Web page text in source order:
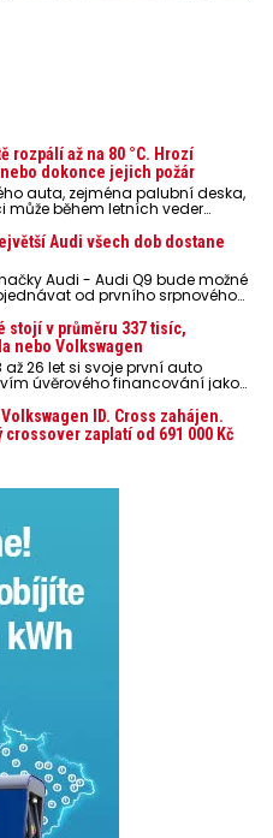
rozpálí až na 80 °C. Hrozí
dokonce jejich požár
auta, zejména palubní deska,
může během letních veder
mobilní telefony, powerbanky
urychlit stárnutí baterií,
ve výjimečných případech i
Audi všech dob dostane
Audi - Audi Q9 bude možné
od prvního srpnového
stojí v průměru 337 tisíc,
nebo Volkswagen
až 26 let si svoje první auto
úvěrového financování jako
cena vozu dosahuje 337
financovaná částka
Vyplývá to z dat Leasingu
ID. Cross zahájen.
zaplatí od 691 000 Kč